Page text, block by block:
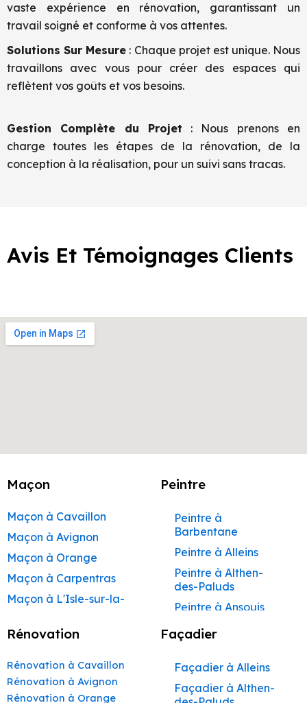
vaste expérience en rénovation, garantissant un
travail soigné et conforme à vos attentes.
Solutions Sur Mesure : Chaque projet est unique. Nous
travaillons avec vous pour créer des espaces qui
reflètent vos goûts et vos besoins.
Gestion Complète du Projet : Nous prenons en
charge toutes les étapes de la rénovation, de la
conception à la réalisation, pour un suivi sans tracas.
Avis Et Témoignages Clients
Maçon
Maçon à Cavaillon
Maçon à Avignon
Maçon à Orange
Maçon à Carpentras
Maçon à L'Isle-sur-la-
Maçon à Apt
Maçon à Pertuis
Maçon à Sorgues
Maçon à Le Pontet
Peintre
Peintre à
Barbentane
Peintre à Alleins
Peintre à Althen-
des-Paluds
Peintre à Ansouis
Peintre à Apt
Peintre à Aurons
Peintre à Avignon
Rénovation
Rénovation à Cavaillon
Rénovation à Avignon
Rénovation à Orange
Façadier
Façadier à Alleins
Façadier à Althen-